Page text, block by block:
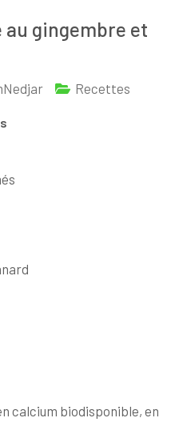
au gingembre et
Recettes
calcium biodisponible, en